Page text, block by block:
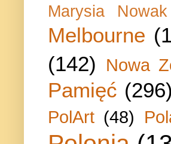
Marysia Nowak
Melbourne
(142) Nowa
Pamięć (296)
PolArt (48)